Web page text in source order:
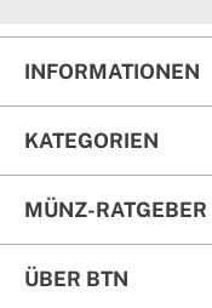
INFORMATIONEN
KATEGORIEN
MÜNZ-RATGEBER
ÜBER BTN